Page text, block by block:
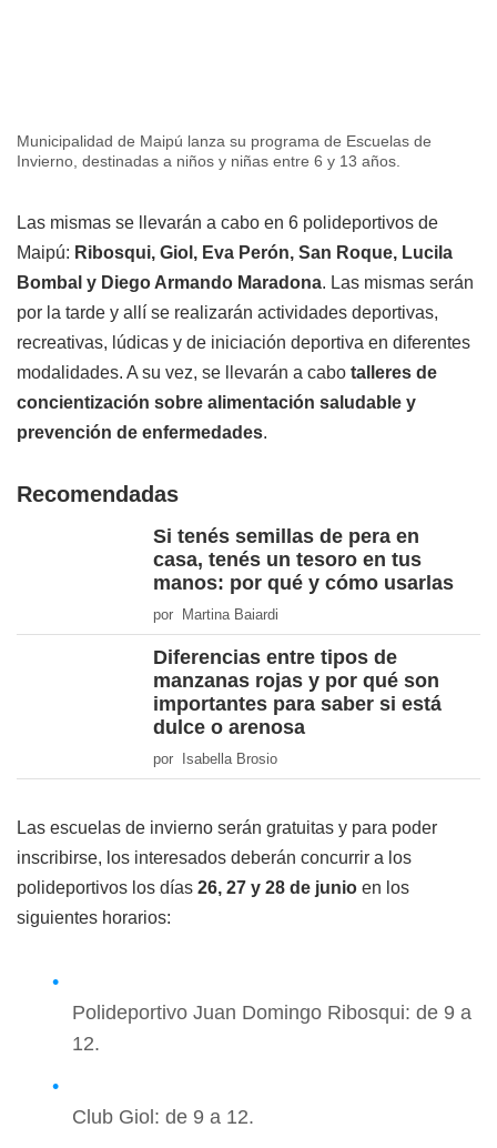
Municipalidad de Maipú lanza su programa de Escuelas de
Invierno, destinadas a niños y niñas entre 6 y 13 años.
Las mismas se llevarán a cabo en 6 polideportivos de
Maipú: Ribosqui, Giol, Eva Perón, San Roque, Lucila
Bombal y Diego Armando Maradona. Las mismas serán
por la tarde y allí se realizarán actividades deportivas,
recreativas, lúdicas y de iniciación deportiva en diferentes
modalidades. A su vez, se llevarán a cabo talleres de
concientización sobre alimentación saludable y
prevención de enfermedades.
Recomendadas
Si tenés semillas de pera en
casa, tenés un tesoro en tus
manos: por qué y cómo usarlas
por Martina Baiardi
Diferencias entre tipos de
manzanas rojas y por qué son
importantes para saber si está
dulce o arenosa
por Isabella Brosio
Las escuelas de invierno serán gratuitas y para poder
inscribirse, los interesados deberán concurrir a los
polideportivos los días 26, 27 y 28 de junio en los
siguientes horarios:
Polideportivo Juan Domingo Ribosqui: de 9 a
12.
Club Giol: de 9 a 12.